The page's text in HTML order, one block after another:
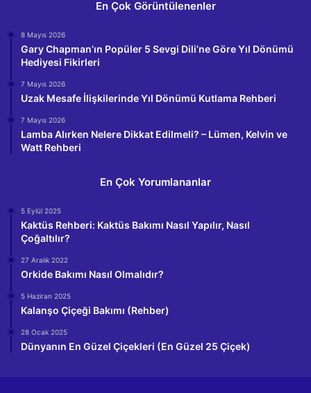
En Çok Görüntülenenler
8 Mayıs 2026
Gary Chapman’ın Popüler 5 Sevgi Dili’ne Göre Yıl Dönümü
Hediyesi Fikirleri
7 Mayıs 2026
Uzak Mesafe İlişkilerinde Yıl Dönümü Kutlama Rehberi
7 Mayıs 2026
Lamba Alırken Nelere Dikkat Edilmeli? – Lümen, Kelvin ve
Watt Rehberi
En Çok Yorumlananlar
5 Eylül 2025
Kaktüs Rehberi: Kaktüs Bakımı Nasıl Yapılır, Nasıl
Çoğaltılır?
27 Aralık 2022
Orkide Bakımı Nasıl Olmalıdır?
5 Haziran 2025
Kalanşo Çiçeği Bakımı (Rehber)
28 Ocak 2025
Dünyanın En Güzel Çiçekleri (En Güzel 25 Çiçek)